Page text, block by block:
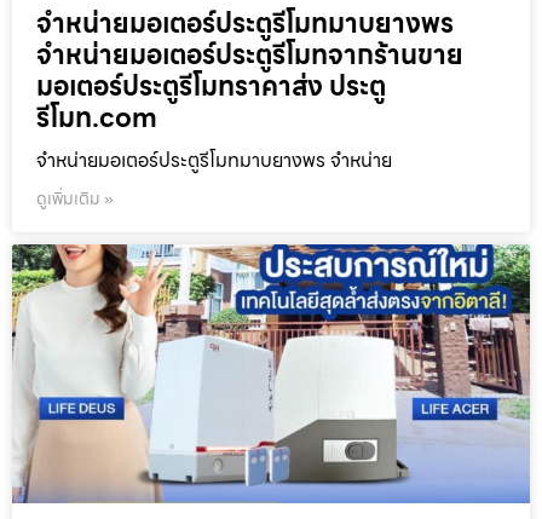
จำหน่ายมอเตอร์ประตูรีโมทมาบยางพร
จำหน่ายมอเตอร์ประตูรีโมทจากร้านขาย
มอเตอร์ประตูรีโมทราคาส่ง ประตู
รีโมท.com
จำหน่ายมอเตอร์ประตูรีโมทมาบยางพร จำหน่าย
ดูเพิ่มเติม »